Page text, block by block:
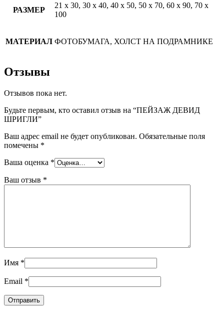
РАЗМЕР
21 х 30, 30 х 40, 40 х 50, 50 х 70, 60 х 90, 70 х
100
МАТЕРИАЛ ФОТОБУМАГА, ХОЛСТ НА ПОДРАМНИКЕ
Отзывы
Отзывов пока нет.
Будьте первым, кто оставил отзыв на “ПЕЙЗАЖ ДЕВИД
ШРИГЛИ”
Ваш адрес email не будет опубликован. Обязательные поля
помечены *
Ваша оценка *
Ваш отзыв *
Имя *
Email *